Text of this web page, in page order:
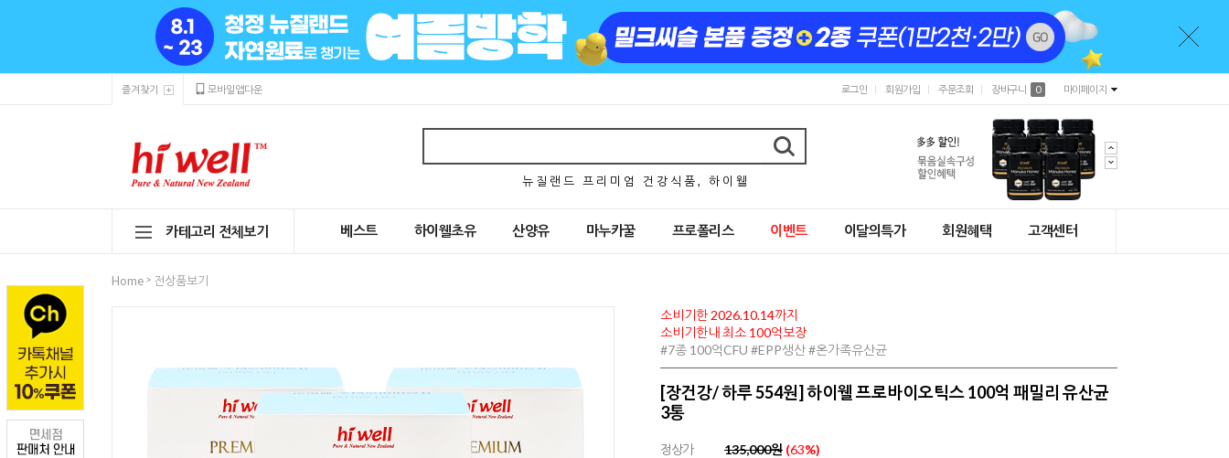
즐겨찾기 모바일앱다운 로그인 회원가입 주문조회 장바구니 0 마이페이지
뉴 질 랜 드 프 리 미 엄 건 강 식 품 , 하 이 웰
카테고리 전체보기 베스트 하이웰초유 산양유 마누카꿀 프로폴리스 이벤트 이달의특가 회원혜택 고객센터
Home > 전상품보기
소비기한 2026.10.14까지
소비기한내 최소 100억보장
#7종 100억CFU #EPP생산 #온가족유산균
[장건강/ 하루 554원] 하이웰 프로바이오틱스 100억 패밀리 유산균
3통
정상가 135,000원 (63%)